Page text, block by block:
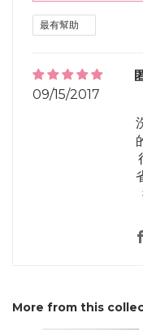
09/15/2017
More from this